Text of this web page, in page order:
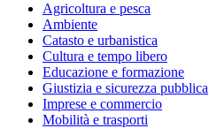
Agricoltura e pesca
Ambiente
Catasto e urbanistica
Cultura e tempo libero
Educazione e formazione
Giustizia e sicurezza pubblica
Imprese e commercio
Mobilità e trasporti